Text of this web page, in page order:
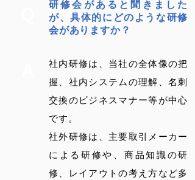
研修会があると聞きました
が、具体的にどのような研修
会がありますか？
社内研修は、当社の全体像の把
握、社内システムの理解、名刺
交換のビジネスマナー等が中心
です。
社外研修は、主要取引メーカー
による研修や、商品知識の研
修、レイアウトの考え方など多